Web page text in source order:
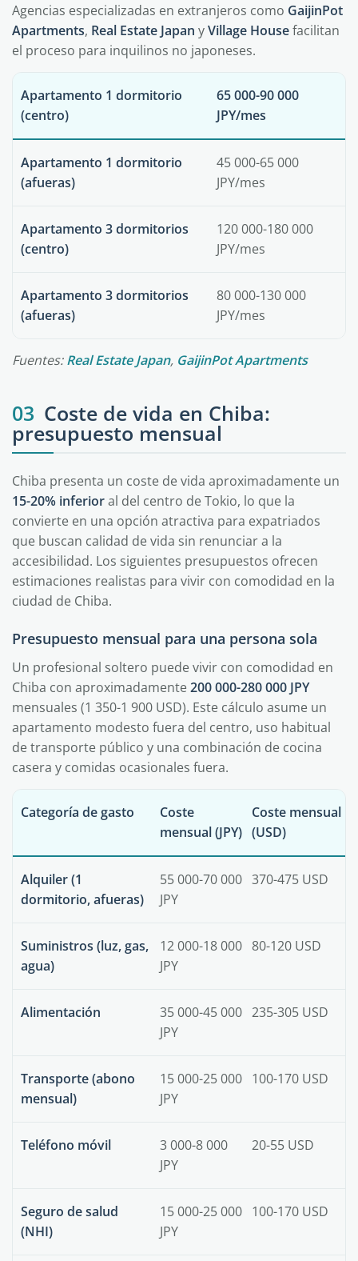
Agencias especializadas en extranjeros como GaijinPot
Apartments, Real Estate Japan yVillage Housefacilitan
el proceso para inquilinos no japoneses.
Apartamento 1 dormitorio
(centro)
65 000-90 000
JPY/mes
Apartamento 1 dormitorio
(afueras)
45 000-65 000
JPY/mes
Apartamento 3 dormitorios
(centro)
120 000-180 000
JPY/mes
Apartamento 3 dormitorios
(afueras)
80 000-130 000
JPY/mes
Fuentes:Real Estate Japan, GaijinPot Apartments
03 Coste de vida en Chiba:
presupuesto mensual
Chiba presenta un coste de vida aproximadamente un
15-20% inferioral del centro de Tokio, lo que la
convierte en una opción atractiva para expatriados
que buscan calidad de vida sin renunciar a la
accesibilidad. Los siguientes presupuestos ofrecen
estimaciones realistas para vivir con comodidad en la
ciudad de Chiba.
Presupuesto mensual para una persona sola
Un profesional soltero puede vivir con comodidad en
Chiba con aproximadamente200 000-280 000 JPY
mensuales (1 350-1 900 USD). Este cálculo asume un
apartamento modesto fuera del centro, uso habitual
de transporte público y una combinación de cocina
casera y comidas ocasionales fuera.
Categoría de gasto
Coste
mensual (JPY)
Coste mensual
(USD)
Alquiler (1
dormitorio, afueras)
55 000-70 000
JPY
370-475 USD
Suministros (luz, gas,
agua)
12 000-18 000
JPY
80-120 USD
Alimentación
35 000-45 000
JPY
235-305 USD
Transporte (abono
mensual)
15 000-25 000
JPY
100-170 USD
Teléfono móvil
3 000-8 000
JPY
20-55 USD
Seguro de salud
(NHI)
15 000-25 000
JPY
100-170 USD